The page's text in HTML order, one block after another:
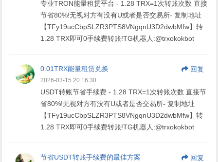
专业TRON能量租赁平台 - 1.28 TRX=1次转账次数 直接
节省80%!无视对方有没有U或者是否交易所- 复制地址
【TFy19ucCbpSLZR3PTS8VNgqnU3D2dwbMfw】转
1.28 TRX即可0手续费转账!TG机器人:@trxokokbot
0.01TRX能量租赁兑换 回复
2026-03-15 20:16:30
USDT转账节省手续费 - 1.28 TRX=1次转账次数 直接节
省80%!无视对方有没有U或者是否交易所- 复制地址
【TFy19ucCbpSLZR3PTS8VNgqnU3D2dwbMfw】转
1.28 TRX即可0手续费转账!TG机器人:@trxokokbot
节省USDT转账手续费的最佳方案 回复